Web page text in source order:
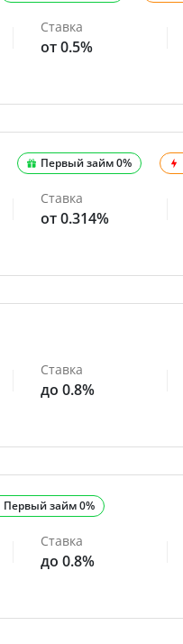
Ставка
от 0.5%
Первый займ 0%
Ставка
от 0.314%
Ставка
до 0.8%
Первый займ 0%
Ставка
до 0.8%